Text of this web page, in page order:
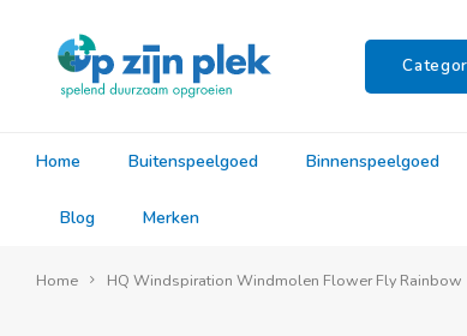
Home Buitenspeelgoed Binnenspeelgoed
Blog Merken
Home HQ Windspiration Windmolen Flower Fly Rainbow